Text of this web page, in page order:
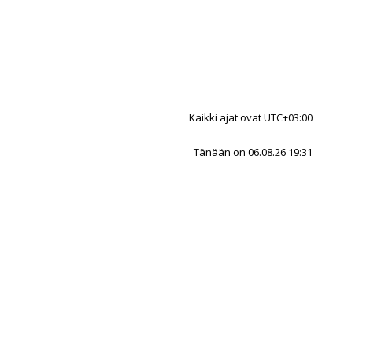
Kaikki ajat ovatUTC+03:00
Tänään on 06.08.26 19:31